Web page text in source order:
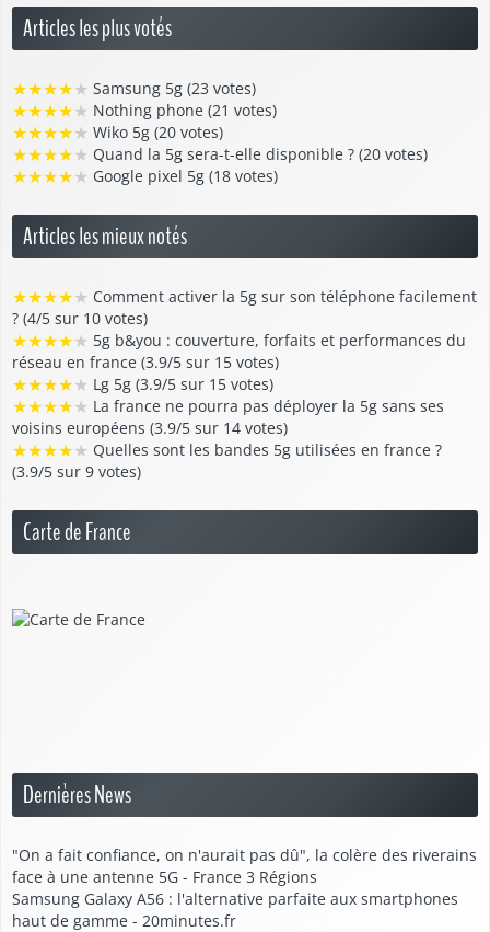
Articles les plus votés
★★★★★ Samsung 5g (23 votes)
★★★★★ Nothing phone (21 votes)
★★★★★ Wiko 5g (20 votes)
★★★★★ Quand la 5g sera-t-elle disponible ? (20 votes)
★★★★★ Google pixel 5g (18 votes)
Articles les mieux notés
★★★★★ Comment activer la 5g sur son téléphone facilement
? (4/5 sur 10 votes)
★★★★★ 5g b&you : couverture, forfaits et performances du
réseau en france (3.9/5 sur 15 votes)
★★★★★ Lg 5g (3.9/5 sur 15 votes)
★★★★★ La france ne pourra pas déployer la 5g sans ses
voisins européens (3.9/5 sur 14 votes)
★★★★★ Quelles sont les bandes 5g utilisées en france ?
(3.9/5 sur 9 votes)
Carte de France
Dernières News
"On a fait confiance, on n'aurait pas dû", la colère des riverains
face à une antenne 5G - France 3 Régions
Samsung Galaxy A56 : l'alternative parfaite aux smartphones
haut de gamme - 20minutes.fr